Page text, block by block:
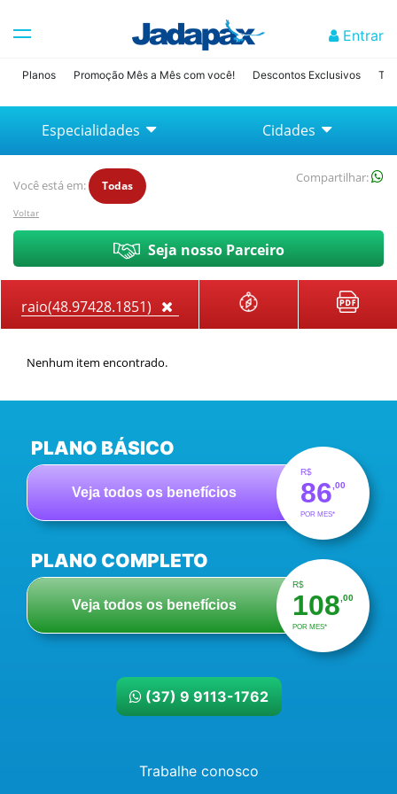
Entrar
Planos Promoção Mês a Mês com você! Descontos Exclusivos
Especialidades Cidades
Você está em: Todas
Voltar
Compartilhar:
Seja nosso Parceiro
Nenhum item encontrado.
PLANO BÁSICO
Veja todos os benefícios
R$
86 ,00
POR MES*
PLANO COMPLETO
Veja todos os benefícios
R$
108 ,00
POR MES*
(37) 9 9113-1762
Trabalhe conosco